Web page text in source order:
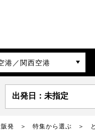
港／関西空港
出発日：未指定
発 特集から選ぶ